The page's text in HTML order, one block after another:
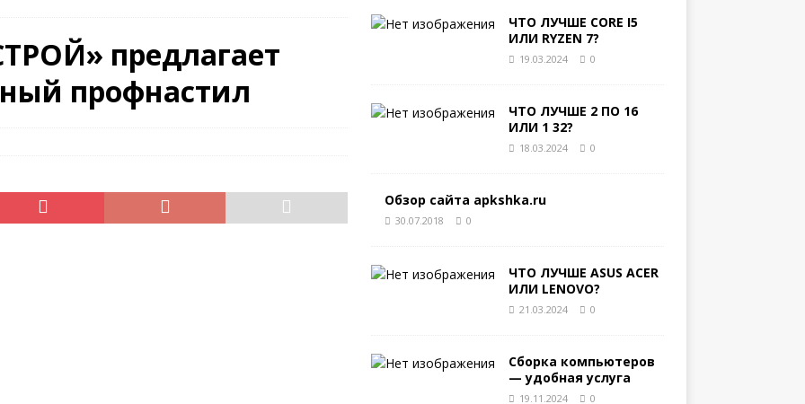
сайтов 2025 года: зарубежные ресурсы с высоким DR
и покупка расходных материалов для принтера: простая
предлагает
профнастил
ЧТО ЛУЧШЕ CORE I5
ИЛИ RYZEN 7?
19.03.2024 0
ЧТО ЛУЧШЕ 2 ПО 16
ИЛИ 1 32?
18.03.2024 0
Обзор сайта apkshka.ru
30.07.2018 0
ЧТО ЛУЧШЕ ASUS ACER
ИЛИ LENOVO?
21.03.2024 0
Сборка компьютеров
— удобная услуга
19.11.2024 0